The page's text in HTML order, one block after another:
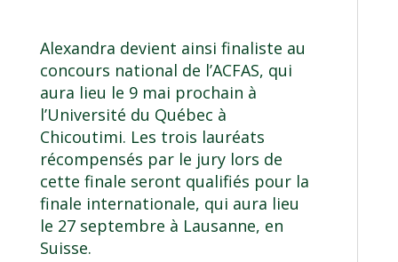
Alexandra devient ainsi finaliste au
concours national de l’ACFAS, qui
aura lieu le 9 mai prochain à
l’Université du Québec à
Chicoutimi. Les trois lauréats
récompensés par le jury lors de
cette finale seront qualifiés pour la
finale internationale, qui aura lieu
le 27 septembre à Lausanne, en
Suisse.